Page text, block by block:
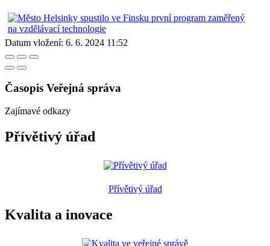
Datum vložení: 6. 6. 2024 11:52
Časopis Veřejná správa
Zajímavé odkazy
Přívětivý úřad
Přívětivý úřad
Kvalita a inovace